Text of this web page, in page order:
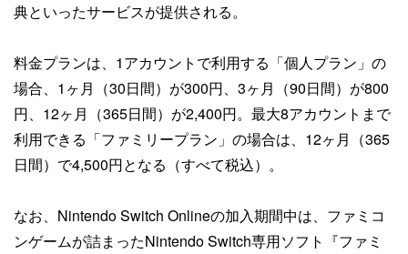
典といったサービスが提供される。
料金プランは、1アカウントで利用する「個人プラン」の
場合、1ヶ月（30日間）が300円、3ヶ月（90日間）が800
円、12ヶ月（365日間）が2,400円。最大8アカウントまで
利用できる「ファミリープラン」の場合は、12ヶ月（365
日間）で4,500円となる（すべて税込）。
なお、Nintendo Switch Onlineの加入期間中は、ファミコ
ンゲームが詰まったNintendo Switch専用ソフト『ファミ